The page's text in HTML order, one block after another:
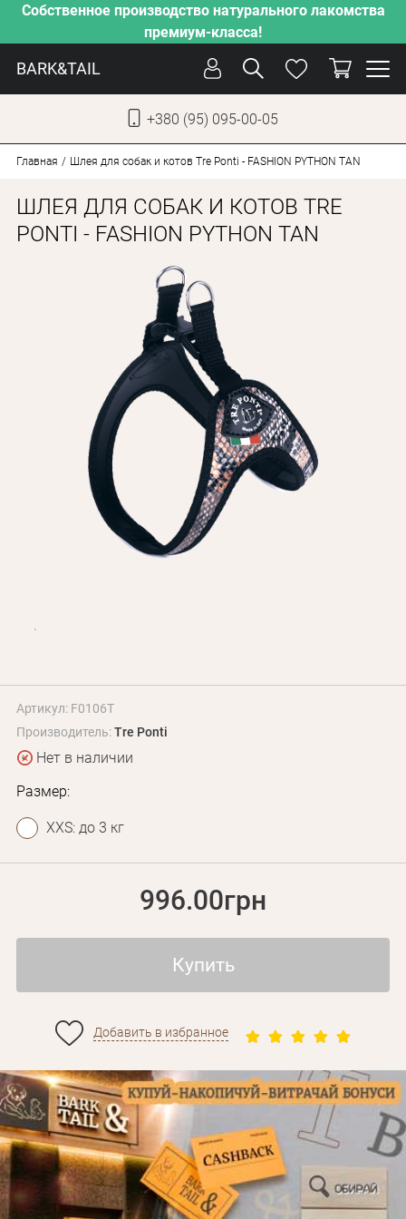
Собственное производство натурального лакомства
премиум-класса!
BARK&TAIL
+380 (95) 095-00-05
СОБАКИ
КОТЫ
ОТ ЖАРЫ
НАШЕ ПРОИЗВОДСТВО
НОВИНКИ
АКЦИИ
О КОМПАНИИ
БЛОГ
Оплата и доставка
Программа лояльности
О Нас
Оптовым клиентам
Главная Шлея для собак и котов Tre Ponti - FASHION PYTHON TAN
ШЛЕЯ ДЛЯ СОБАК И КОТОВ TRE
PONTI - FASHION PYTHON TAN
Артикул: F0106T
Производитель:Tre Ponti
Нет в наличии
Размер:
XXS: до 3 кг
996.00грн
Купить
Добавить в избранное
Личные данные